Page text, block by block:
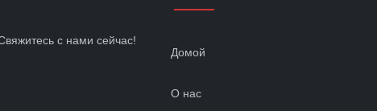
с нами сейчас!
Домой
О нас